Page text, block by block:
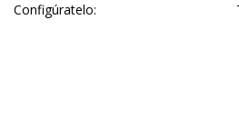
Configúratelo: